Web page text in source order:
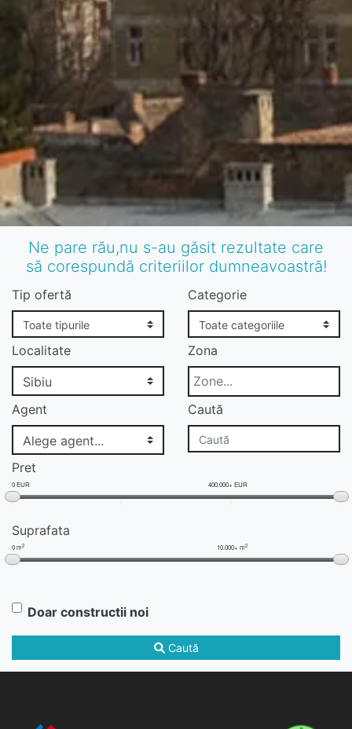
Ne pare rău,nu s-au găsit rezultate care
să corespundă criteriilor dumneavoastră!
Tip ofertă Categorie
Localitate Zona
Agent Caută
Pret
0 EUR 400.000+ EUR
Suprafata
0 m2 10.000+ m2
Doar constructii noi
Caută